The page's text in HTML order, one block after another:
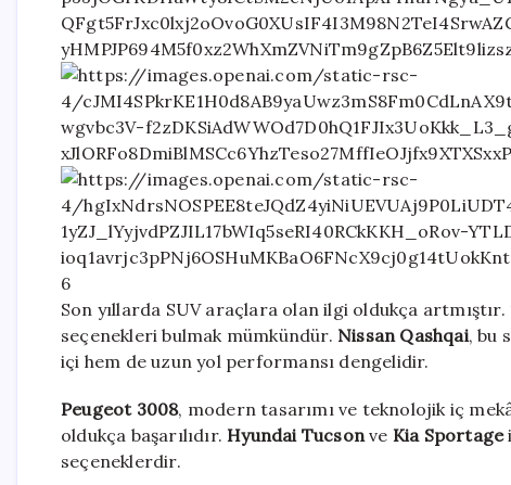
6
Son yıllarda SUV araçlara olan ilgi oldukça
seçenekleri bulmak mümkündür. Nissan Qashqai, bu
içi hem de uzun yol performansı dengelidir.
Peugeot 3008, modern tasarımı ve teknolojik iç
oldukça başarılıdır.Hyundai Tucsonve Kia Sportage
seçeneklerdir.